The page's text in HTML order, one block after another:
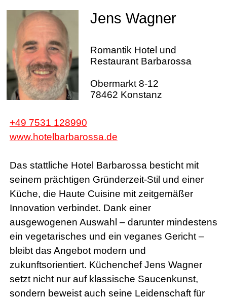
Jens Wagner
Romantik Hotel und
Restaurant Barbarossa
Obermarkt 8-12
78462 Konstanz
+49 7531 128990
www.hotelbarbarossa.de
Das stattliche Hotel Barbarossa besticht mit
seinem prächtigen Gründerzeit-Stil und einer
Küche, die Haute Cuisine mit zeitgemäßer
Innovation verbindet. Dank einer
ausgewogenen Auswahl – darunter mindestens
ein vegetarisches und ein veganes Gericht –
bleibt das Angebot modern und
zukunftsorientiert. Küchenchef Jens Wagner
setzt nicht nur auf klassische Saucenkunst,
sondern beweist auch seine Leidenschaft für